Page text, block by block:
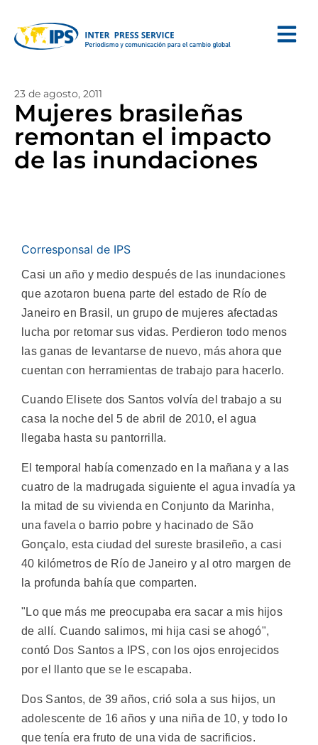
23 de agosto, 2011
Mujeres brasileñas
remontan el impacto
de las inundaciones
Corresponsal de IPS
Casi un año y medio después de las inundaciones
que azotaron buena parte del estado de Río de
Janeiro en Brasil, un grupo de mujeres afectadas
lucha por retomar sus vidas. Perdieron todo menos
las ganas de levantarse de nuevo, más ahora que
cuentan con herramientas de trabajo para hacerlo.
Cuando Elisete dos Santos volvía del trabajo a su
casa la noche del 5 de abril de 2010, el agua
llegaba hasta su pantorrilla.
El temporal había comenzado en la mañana y a las
cuatro de la madrugada siguiente el agua invadía ya
la mitad de su vivienda en Conjunto da Marinha,
una favela o barrio pobre y hacinado de São
Gonçalo, esta ciudad del sureste brasileño, a casi
40 kilómetros de Río de Janeiro y al otro margen de
la profunda bahía que comparten.
"Lo que más me preocupaba era sacar a mis hijos
de allí. Cuando salimos, mi hija casi se ahogó",
contó Dos Santos a IPS, con los ojos enrojecidos
por el llanto que se le escapaba.
Dos Santos, de 39 años, crió sola a sus hijos, un
adolescente de 16 años y una niña de 10, y todo lo
que tenía era fruto de una vida de sacrificios.